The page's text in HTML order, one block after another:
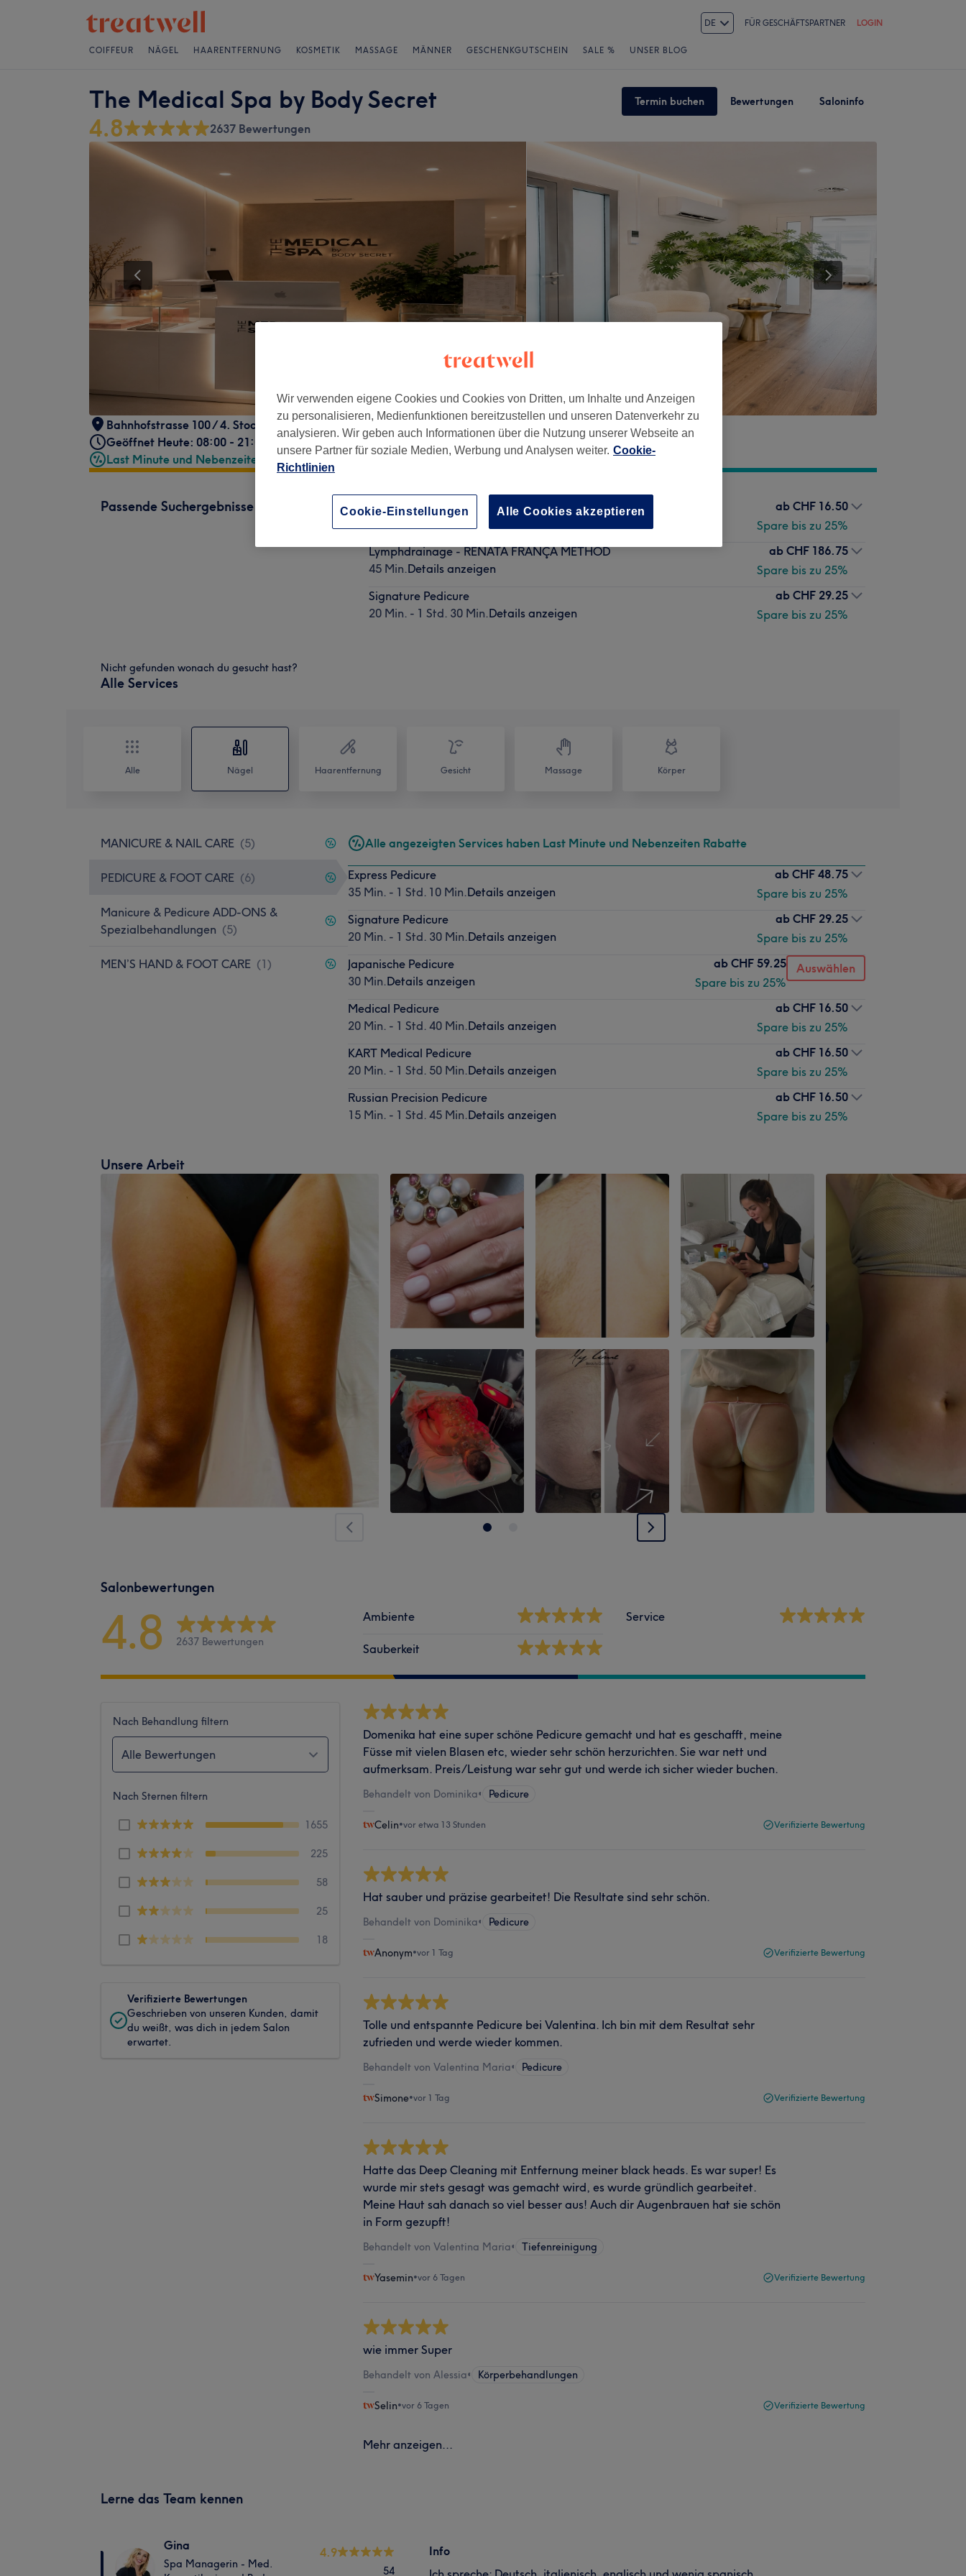
DE FÜR GESCHÄFTSPARTNER LOGIN
COIFFEUR NÄGEL HAARENTFERNUNG KOSMETIK MASSAGE MÄNNER GESCHENKGUTSCHEIN SALE % UNSER BLOG
The Medical Spa by Body Secret Termin buchen Bewertungen Saloninfo
4.8 2637 Bewertungen
Bahnhofstrasse 100 / 4. Stock Zürich, Kreis 1, Bahnhofstrasse, 8001
Geöffnet Heute: 08:00 - 21:00
Last Minute und Nebenzeiten
Passende Suchergebnisse
Medical Pedicure
ab CHF 16.50
Spare bis zu 25%
Lymphdrainage - RENATA FRANÇA METHOD
45 Min.Details anzeigen
ab CHF 186.75
Spare bis zu 25%
Signature Pedicure
20 Min. - 1 Std. 30 Min.Details anzeigen
ab CHF 29.25
Spare bis zu 25%
Nicht gefunden wonach du gesucht hast?
Alle Services
Alle Nägel Haarentfernung Gesicht Massage Körper
MANICURE & NAIL CARE (5)
PEDICURE & FOOT CARE (6)
Manicure & Pedicure ADD-ONS &
Spezialbehandlungen (5)
MEN’S HAND & FOOT CARE (1)
Alle angezeigten Services haben Last Minute und Nebenzeiten Rabatte
Express Pedicure
35 Min. - 1 Std. 10 Min.Details anzeigen
ab CHF 48.75
Spare bis zu 25%
Signature Pedicure
20 Min. - 1 Std. 30 Min.Details anzeigen
ab CHF 29.25
Spare bis zu 25%
Japanische Pedicure
30 Min.Details anzeigen
ab CHF 59.25
Spare bis zu 25%
Auswählen
Medical Pedicure
20 Min. - 1 Std. 40 Min.Details anzeigen
ab CHF 16.50
Spare bis zu 25%
KART Medical Pedicure
20 Min. - 1 Std. 50 Min.Details anzeigen
ab CHF 16.50
Spare bis zu 25%
Russian Precision Pedicure
15 Min. - 1 Std. 45 Min.Details anzeigen
ab CHF 16.50
Spare bis zu 25%
Unsere Arbeit
Salonbewertungen
4.8 2637 Bewertungen
Ambiente
Sauberkeit
Service
Nach Behandlung filtern
Alle Bewertungen
Nach Sternen filtern
1655
225
58
25
18
Verifizierte Bewertungen
Geschrieben von unseren Kunden, damit
du weißt, was dich in jedem Salon
erwartet.
Domenika hat eine super schöne Pedicure gemacht und hat es geschafft, meine
Füsse mit vielen Blasen etc, wieder sehr schön herzurichten. Sie war nett und
aufmerksam. Preis/Leistung war sehr gut und werde ich sicher wieder buchen.
Behandelt von Dominika• Pedicure
Celin•vor etwa 13 Stunden Verifizierte Bewertung
Hat sauber und präzise gearbeitet! Die Resultate sind sehr schön.
Behandelt von Dominika• Pedicure
Anonym•vor 1 Tag Verifizierte Bewertung
Tolle und entspannte Pedicure bei Valentina. Ich bin mit dem Resultat sehr
zufrieden und werde wieder kommen.
Behandelt von Valentina Maria• Pedicure
Simone•vor 1 Tag Verifizierte Bewertung
Hatte das Deep Cleaning mit Entfernung meiner black heads. Es war super! Es
wurde mir stets gesagt was gemacht wird, es wurde gründlich gearbeitet.
Meine Haut sah danach so viel besser aus! Auch dir Augenbrauen hat sie schön
in Form gezupft!
Behandelt von Valentina Maria• Tiefenreinigung
Yasemin•vor 6 Tagen Verifizierte Bewertung
wie immer Super
Behandelt von Alessia• Körperbehandlungen
Selin•vor 6 Tagen Verifizierte Bewertung
Mehr anzeigen...
Lerne das Team kennen
Gina
Spa Managerin - Med.
4.9
54
Info
Wir verwenden eigene Cookies und Cookies von Dritten, um Inhalte und Anzeigen
zu personalisieren, Medienfunktionen bereitzustellen und unseren Datenverkehr zu
analysieren. Wir geben auch Informationen über die Nutzung unserer Webseite an
unsere Partner für soziale Medien, Werbung und Analysen weiter. Cookie-
Richtlinien
Alle Cookies akzeptieren
Cookie-Einstellungen